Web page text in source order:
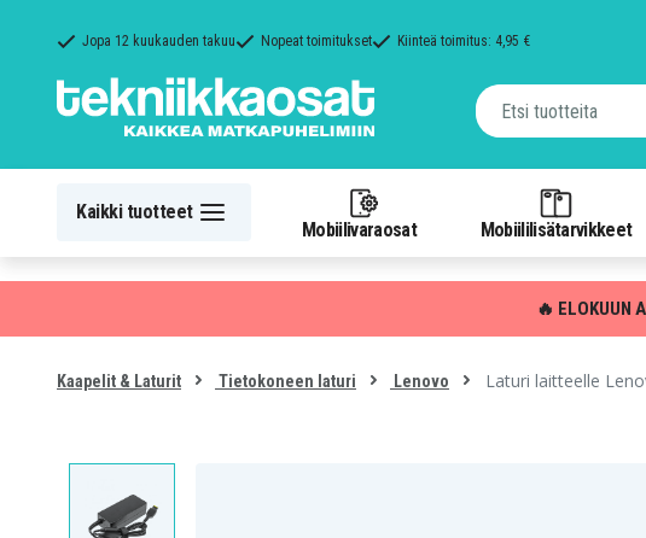
Jopa 12 kuukauden takuu Nopeat toimitukset Kiinteä toimitus: 4,95 €
Kaikki tuotteet
Mobiilivaraosat Mobiililisätarvikkeet
🔥 ELOKUUN
Kaapelit & Laturit Tietokoneen laturi Lenovo Laturi laitteelle